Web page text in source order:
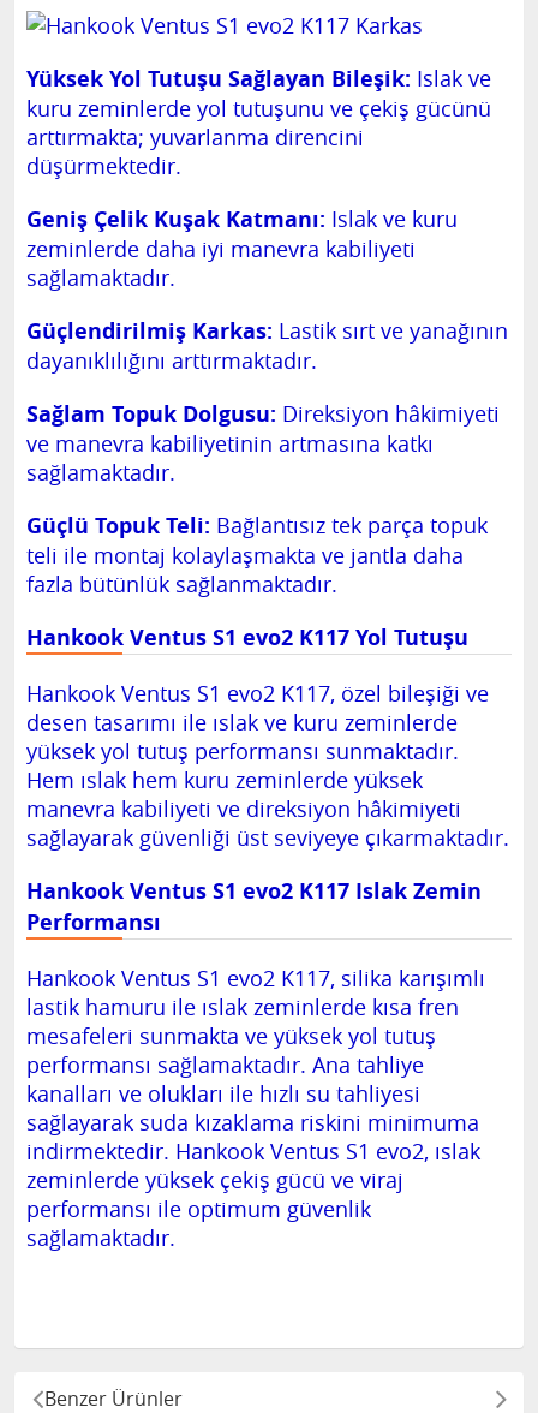
Yüksek Yol Tutuşu Sağlayan Bileşik: Islak ve
kuru zeminlerde yol tutuşunu ve çekiş gücünü
arttırmakta; yuvarlanma direncini
düşürmektedir.
Geniş Çelik Kuşak Katmanı: Islak ve kuru
zeminlerde daha iyi manevra kabiliyeti
sağlamaktadır.
Güçlendirilmiş Karkas: Lastik sırt ve yanağının
dayanıklılığını arttırmaktadır.
Sağlam Topuk Dolgusu: Direksiyon hâkimiyeti
ve manevra kabiliyetinin artmasına katkı
sağlamaktadır.
Güçlü Topuk Teli: Bağlantısız tek parça topuk
teli ile montaj kolaylaşmakta ve jantla daha
fazla bütünlük sağlanmaktadır.
Hankook Ventus S1 evo2 K117 Yol Tutuşu
Hankook Ventus S1 evo2 K117, özel bileşiği ve
desen tasarımı ile ıslak ve kuru zeminlerde
yüksek yol tutuş performansı sunmaktadır.
Hem ıslak hem kuru zeminlerde yüksek
manevra kabiliyeti ve direksiyon hâkimiyeti
sağlayarak güvenliği üst seviyeye çıkarmaktadır.
Hankook Ventus S1 evo2 K117 Islak Zemin
Performansı
Hankook Ventus S1 evo2 K117, silika karışımlı
lastik hamuru ile ıslak zeminlerde kısa fren
mesafeleri sunmakta ve yüksek yol tutuş
performansı sağlamaktadır. Ana tahliye
kanalları ve olukları ile hızlı su tahliyesi
sağlayarak suda kızaklama riskini minimuma
indirmektedir. Hankook Ventus S1 evo2, ıslak
zeminlerde yüksek çekiş gücü ve viraj
performansı ile optimum güvenlik
sağlamaktadır.
Benzer Ürünler